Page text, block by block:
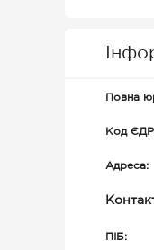
Повна
Код
Адреса:
ПІБ: